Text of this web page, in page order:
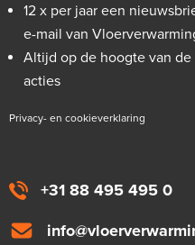
+31 88 495 495 0
12 x per jaar een
e-mail van
Altijd op de hoogte van
acties
Privacy- en cookieverklaring